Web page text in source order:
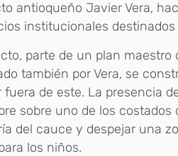
antioqueño Javier Vera,
institucionales
parte de un plan
también por Vera, se
fuera de este. La presencia
sobre uno de los
del cauce y despejar una
los niños.